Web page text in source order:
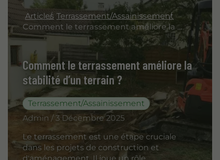
Articles Terrassement/Assainissement
Comment le terrassement améliore la stabilité d’un terrain ?
Comment le terrassement améliore la
stabilité d’un terrain ?
Terrassement/Assainissement
Admin / 3 Décembre 2025
Le terrassement est une étape cruciale
dans les projets de construction et